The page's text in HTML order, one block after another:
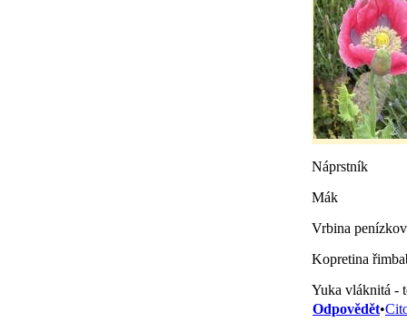
Náprstník
Mák
Vrbina
Kopretina
Yuka vláknitá -
Odpovědět•